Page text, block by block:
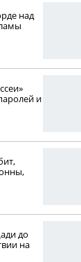
над
и
до
на